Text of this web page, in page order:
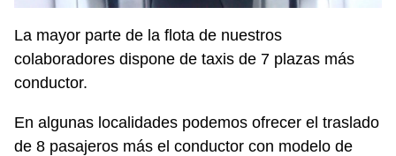
La mayor parte de la flota de nuestros
colaboradores dispone de taxis de 7 plazas más
conductor.
En algunas localidades podemos ofrecer el traslado
de 8 pasajeros más el conductor con modelo de